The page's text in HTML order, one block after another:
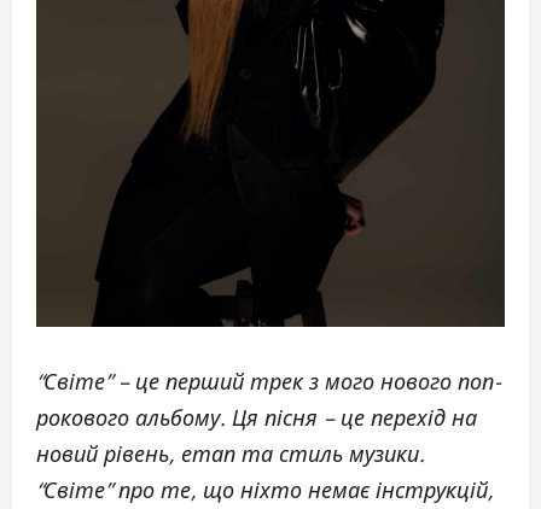
“Світе” – це перший трек з мого нового поп-
рокового альбому. Ця пісня – це перехід на
новий рівень, етап та стиль музики.
“Світе” про те, що ніхто немає інструкцій,